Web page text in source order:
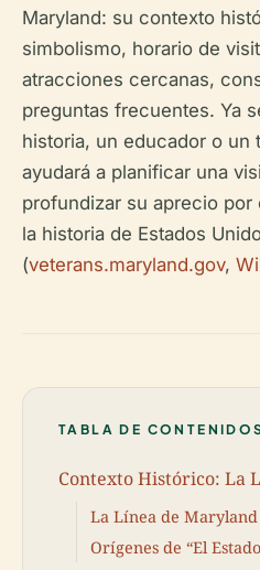
Maryland: su contexto
simbolismo, horario de
atracciones cercanas,
preguntas frecuentes. Ya
historia, un educador o un
ayudará a planificar una
profundizar su aprecio por
la historia de Estados
(veterans.maryland.gov,
TABLA DE
Contexto Histórico: La
La Línea de
Orígenes de “El